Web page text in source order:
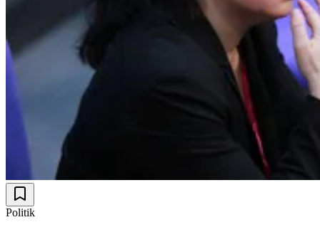
Politik